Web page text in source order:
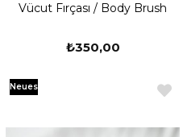
Vücut Fırçası / Body Brush
₺350,00
Neues